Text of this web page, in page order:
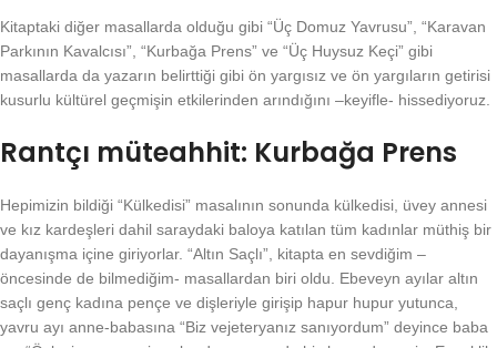
Kitaptaki diğer masallarda olduğu gibi “Üç Domuz Yavrusu”, “Karavan
Parkının Kavalcısı”, “Kurbağa Prens” ve “Üç Huysuz Keçi” gibi
masallarda da yazarın belirttiği gibi ön yargısız ve ön yargıların getirisi
kusurlu kültürel geçmişin etkilerinden arındığını –keyifle- hissediyoruz.
Rantçı müteahhit: Kurbağa Prens
Hepimizin bildiği “Külkedisi” masalının sonunda külkedisi, üvey annesi
ve kız kardeşleri dahil saraydaki baloya katılan tüm kadınlar müthiş bir
dayanışma içine giriyorlar. “Altın Saçlı”, kitapta en sevdiğim –
öncesinde de bilmediğim- masallardan biri oldu. Ebeveyn ayılar altın
saçlı genç kadına pençe ve dişleriyle girişip hapur hupur yutunca,
yavru ayı anne-babasına “Biz vejeteryanız sanıyordum” deyince baba